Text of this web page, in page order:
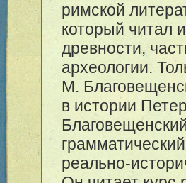
римской
который читал
древности,
археологии.
М.
в истории
реально-